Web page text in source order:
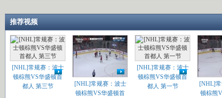
推荐视频
[NHL]常规赛：波士
顿棕熊VS华盛顿首
都人 第三节
[NHL]常规赛：波士
顿棕熊VS华盛顿首
[NHL]常规赛：波士
顿棕熊VS华盛顿首
都人 第一节
[NHL]
顿棕熊